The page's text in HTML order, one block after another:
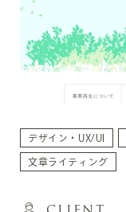
デザイン・UX/UI
文章ライティング